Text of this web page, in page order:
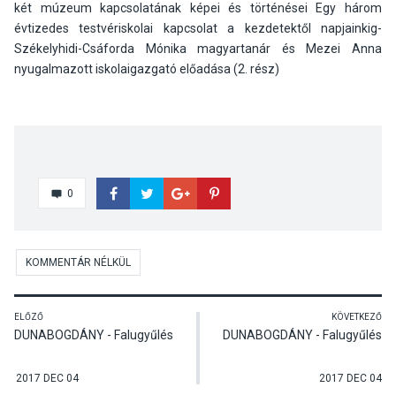
két múzeum kapcsolatának képei és történései Egy három
évtizedes testvériskolai kapcsolat a kezdetektől napjainkig-
Székelyhidi-Csáforda Mónika magyartanár és Mezei Anna
nyugalmazott iskolaigazgató előadása (2. rész)
0
KOMMENTÁR NÉLKÜL
ELŐZŐ
DUNABOGDÁNY - Falugyűlés
2017 DEC 04
KÖVETKEZŐ
DUNABOGDÁNY - Falugyűlés
2017 DEC 04